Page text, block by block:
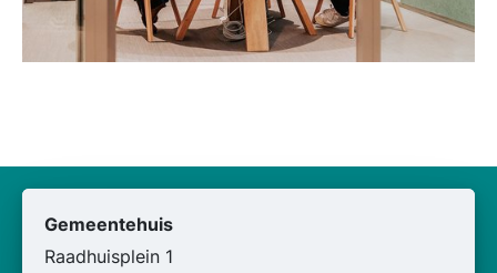
Gemeentehuis
Raadhuisplein 1